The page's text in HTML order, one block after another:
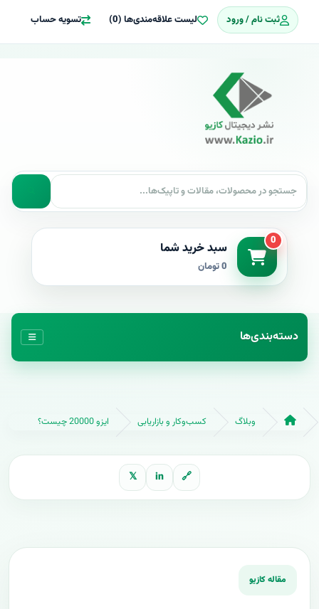
ثبت نام / ورود لیست علاقه‌مندی‌ها (0) تسویه حساب
0 سبد خرید شما
0 تومان
دسته‌بندی‌ها
وبلاگ کسب‌وکار و بازاریابی ایزو 20000 چیست؟
🔗
in
𝕏